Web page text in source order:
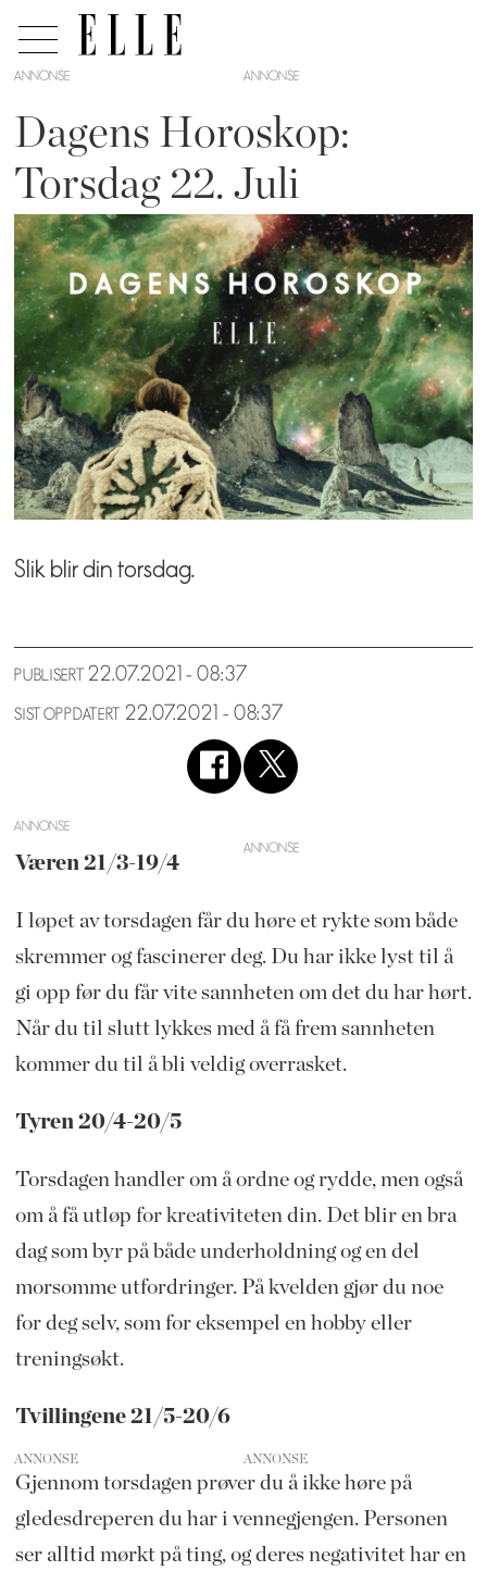
ANNONSE
Dagens Horoskop:
Torsdag 22. Juli
Slik blir din torsdag.
PUBLISERT 22.07.2021 - 08:37
SIST OPPDATERT 22.07.2021 - 08:37
ANNONSE
Væren 21/3-19/4
I løpet av torsdagen får du høre et rykte som både
skremmer og fascinerer deg. Du har ikke lyst til å
gi opp før du får vite sannheten om det du har hørt.
Når du til slutt lykkes med å få frem sannheten
kommer du til å bli veldig overrasket.
Tyren 20/4-20/5
Torsdagen handler om å ordne og rydde, men også
om å få utløp for kreativiteten din. Det blir en bra
dag som byr på både underholdning og en del
morsomme utfordringer. På kvelden gjør du noe
for deg selv, som for eksempel en hobby eller
treningsøkt.
Tvillingene 21/5-20/6
ANNONSE
Gjennom torsdagen prøver du å ikke høre på
gledesdreperen du har i vennegjengen. Personen
ser alltid mørkt på ting, og deres negativitet har en